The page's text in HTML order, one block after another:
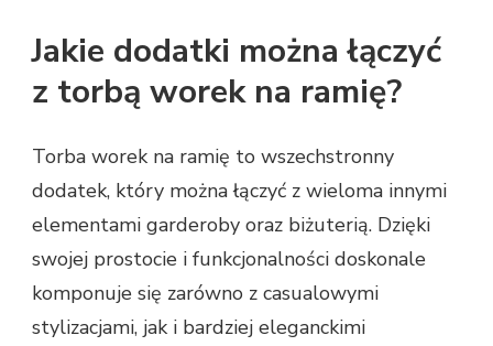
Jakie dodatki można łączyć
z torbą worek na ramię?
Torba worek na ramię to wszechstronny
dodatek, który można łączyć z wieloma innymi
elementami garderoby oraz biżuterią. Dzięki
swojej prostocie i funkcjonalności doskonale
komponuje się zarówno z casualowymi
stylizacjami, jak i bardziej eleganckimi